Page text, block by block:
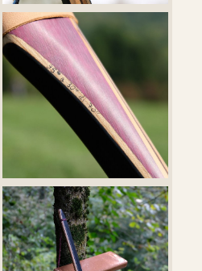
ORDINA IL